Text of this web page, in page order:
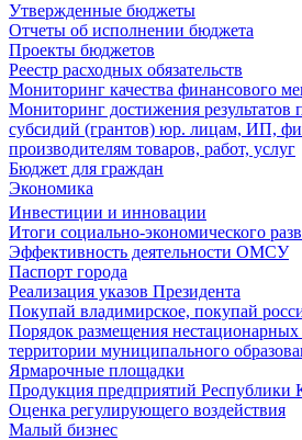
Утвержденные бюджеты
Отчеты об исполнении бюджета
Проекты бюджетов
Реестр расходных обязательств
Мониторинг качества финансового
Мониторинг достижения результатов
субсидий (грантов) юр. лицам, ИП,
производителям товаров, работ, услуг
Бюджет для граждан
Экономика
Инвестиции и инновации
Итоги социально-экономического
Эффективность деятельности ОМСУ
Паспорт города
Реализация указов Президента
Покупай владимирское, покупай
Порядок размещения нестационарных
территории муниципального
Ярмарочные площадки
Продукция предприятий Республики
Оценка регулирующего воздействия
Малый бизнес